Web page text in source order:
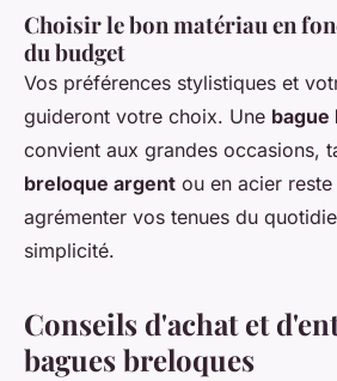
Choisir le bon matériau en
du budget
Vos préférences stylistiques et
guideront votre choix. Une bague
convient aux grandes occasions,
breloque argent ou en acier
agrémenter vos tenues du
simplicité.
Conseils d'achat et
bagues breloques